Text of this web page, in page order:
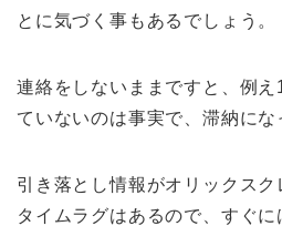
とに気づく事もあるでしょう。
連絡をしないままですと、例
ていないのは事実で、滞納にな
引き落とし情報がオリックス
タイムラグはあるので、すぐ